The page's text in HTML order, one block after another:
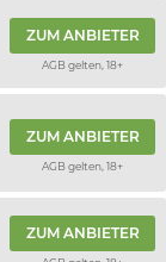
ZUM ANBIETER
AGB gelten, 18+
ZUM ANBIETER
AGB gelten, 18+
ZUM ANBIETER